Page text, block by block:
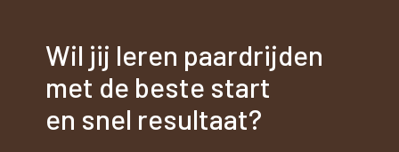
Wil jij leren paardrijden
met de beste start
en snel resultaat?